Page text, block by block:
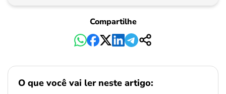
Pagamento
Compartilhe
O que você vai ler neste artigo: